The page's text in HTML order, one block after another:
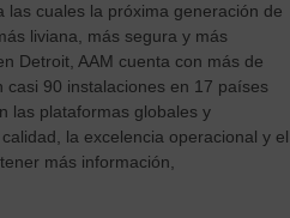
las cuales la próxima generación de
liviana, más segura y más
Detroit, AAM cuenta con más de
90 instalaciones en 17 países
las plataformas globales y
la excelencia operacional y el
más información,